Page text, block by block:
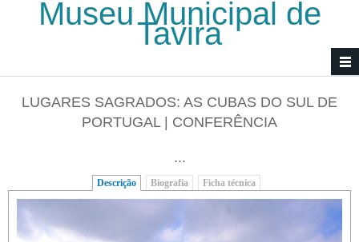
Passar para o conteúdo principal
Museu Municipal de
Tavira
LUGARES SAGRADOS: AS CUBAS DO SUL DE
PORTUGAL | CONFERÊNCIA
...
Descrição (separador ativo)
Biografia Ficha técnica